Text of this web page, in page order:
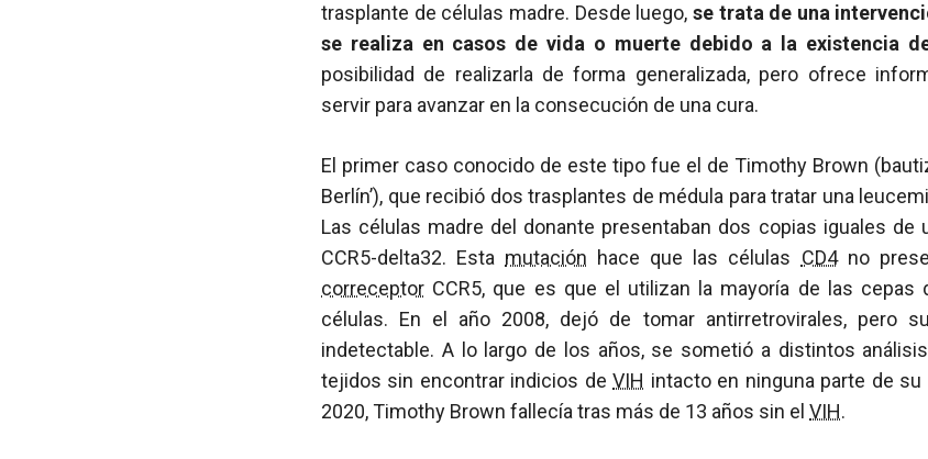
trasplante de células madre. Desde luego, se trata de una
se realiza en casos de vida o muerte debido a la existencia
posibilidad de realizarla de forma generalizada, pero ofrece
servir para avanzar en la consecución de una cura.
El primer caso conocido de este tipo fue el de Timothy Brown
Berlín’), que recibió dos trasplantes de médula para tratar una
Las células madre del donante presentaban dos copias iguales de
CCR5-delta32. Esta mutación hace que las células CD4no
correceptor CCR5, que es que el utilizan la mayoría de las cepas
células. En el año 2008, dejó de tomar antirretrovirales, pero
indetectable. A lo largo de los años, se sometió a distintos
tejidos sin encontrar indicios deVIH intacto en ninguna parte de
2020, Timothy Brown fallecía tras más de 13 años sin el VIH.